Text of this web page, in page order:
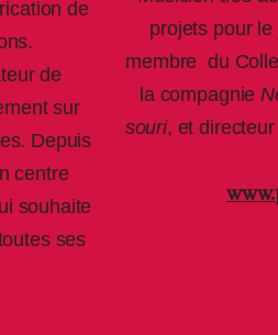
de
de
sur
Depuis
centre
souhaite
ses
projets pour
membre du
la compagnie
souri, et